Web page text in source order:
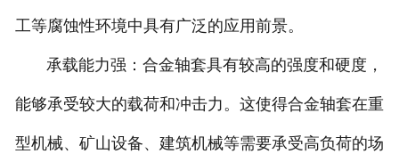
工等腐蚀性环境中具有广泛的应用前景。
承载能力强：合金轴套具有较高的强度和硬度，
能够承受较大的载荷和冲击力。这使得合金轴套在重
型机械、矿山设备、建筑机械等需要承受高负荷的场